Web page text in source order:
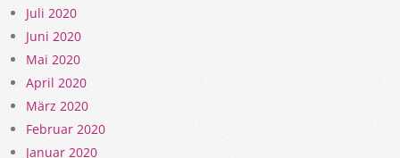
Juli 2020
Juni 2020
Mai 2020
April 2020
März 2020
Februar 2020
Januar 2020